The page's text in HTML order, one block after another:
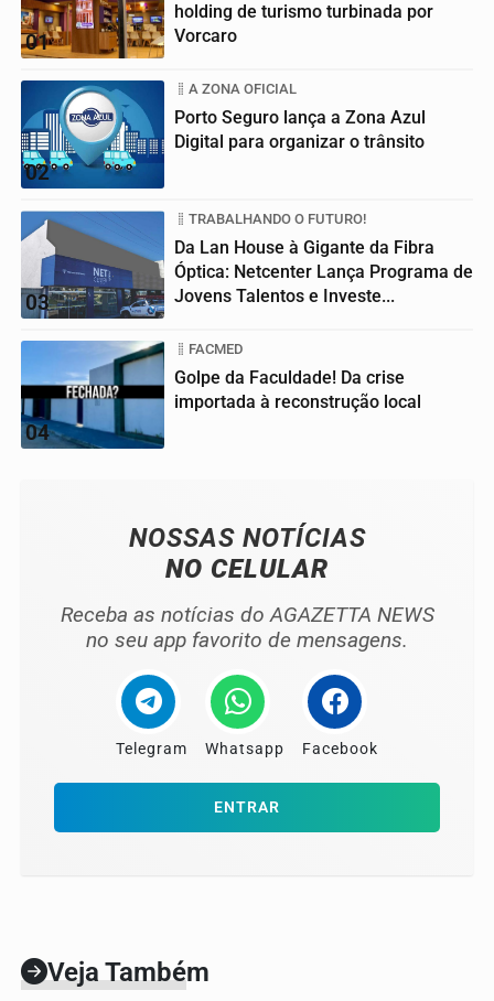
01
holding de turismo turbinada por
Vorcaro
02
A ZONA OFICIAL
Porto Seguro lança a Zona Azul
Digital para organizar o trânsito
03
TRABALHANDO O FUTURO!
Da Lan House à Gigante da Fibra
Óptica: Netcenter Lança Programa de
Jovens Talentos e Investe...
04
FACMED
Golpe da Faculdade! Da crise
importada à reconstrução local
NOSSAS NOTÍCIAS
NO CELULAR
Receba as notícias do AGAZETTA NEWS
no seu app favorito de mensagens.
Telegram Whatsapp Facebook
ENTRAR
Veja Também